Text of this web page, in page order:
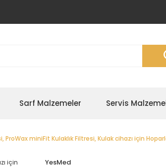
Sarf Malzemeler Servis
miniFit Kulaklık Filtresi, Kulak cihazı için
YesMed